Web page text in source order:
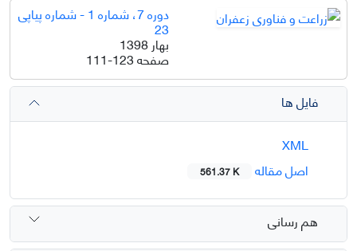
دوره 7، شماره 1 - شماره پیاپی
23
بهار 1398
صفحه111-123
فایل ها
اصل مقاله
561.37 K
هم رسانی